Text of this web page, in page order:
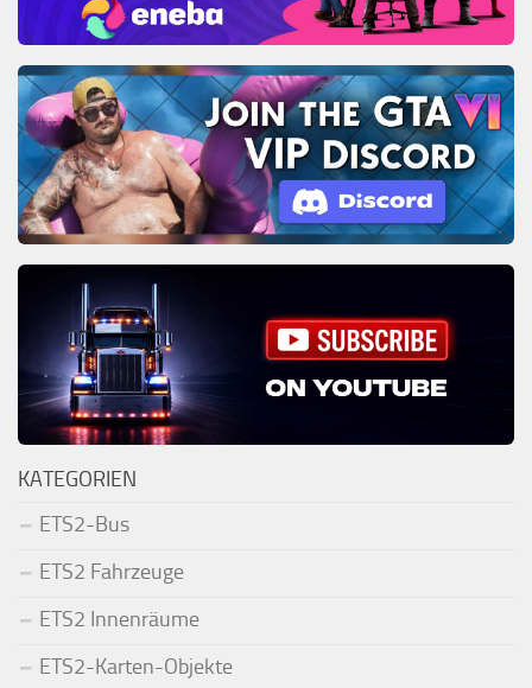
KATEGORIEN
ETS2-Bus
ETS2 Fahrzeuge
ETS2 Innenräume
ETS2-Karten-Objekte